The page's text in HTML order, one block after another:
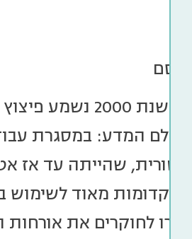
קסם
באוקטובר של
שהייתה עד
קדומות מאוד
לחוקרים את